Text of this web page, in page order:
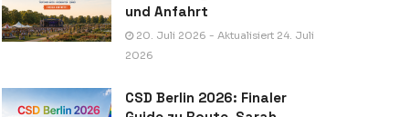
und Anfahrt
20. Juli 2026 - Aktualisiert 24. Juli
2026
CSD Berlin 2026: Finaler